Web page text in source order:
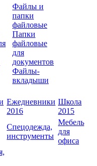
Файлы и
папки
файловые
Папки
файловые
для
документов
Файлы-
вкладыши
Ежедневники
2016
Школа
2015
Спецодежда,
инструменты
Мебель
для
офиса